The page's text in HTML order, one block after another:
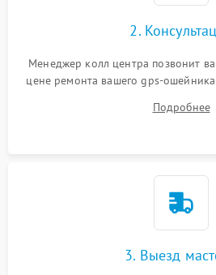
2.
Менеджер колл центра позвонит
цене ремонта вашего gps-ошейника
Подробнее
3. Выезд